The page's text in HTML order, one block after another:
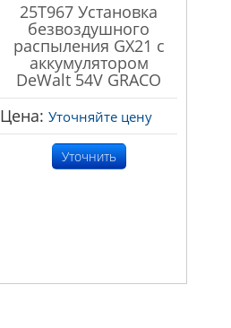
25T967 Установка
безвоздушного
распыления GX21 с
аккумулятором
DeWalt 54V GRACO
Цена:Уточняйте цену
Уточнить